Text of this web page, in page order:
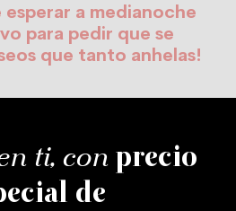
esperar a medianoche
para pedir que se
que tanto anhelas!
ti, conprecio
de